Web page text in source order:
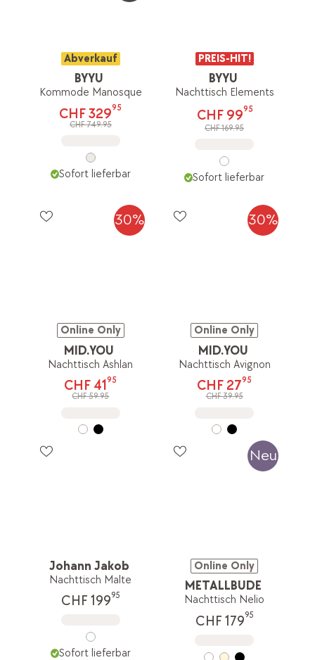
Abverkauf
BYYU
Kommode Manosque
CHF 32995
CHF 749.95
Sofort lieferbar
PREIS-HIT!
BYYU
Nachttisch Elements
CHF 9995
CHF 169.95
Sofort lieferbar
30%
Online Only
MID.YOU
Nachttisch Ashlan
CHF 4195
CHF 59.95
30%
Online Only
MID.YOU
Nachttisch Avignon
CHF 2795
CHF 39.95
Johann Jakob
Nachttisch Malte
CHF 19995
Sofort lieferbar
Neu
Online Only
METALLBUDE
Nachttisch Nelio
CHF 17995